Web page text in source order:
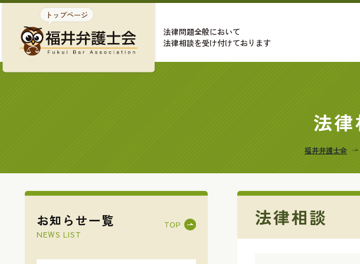
法律問題全般において
法律相談を受け付けております
法
福井弁護士会
お知らせ一覧
NEWS LIST
法律相談